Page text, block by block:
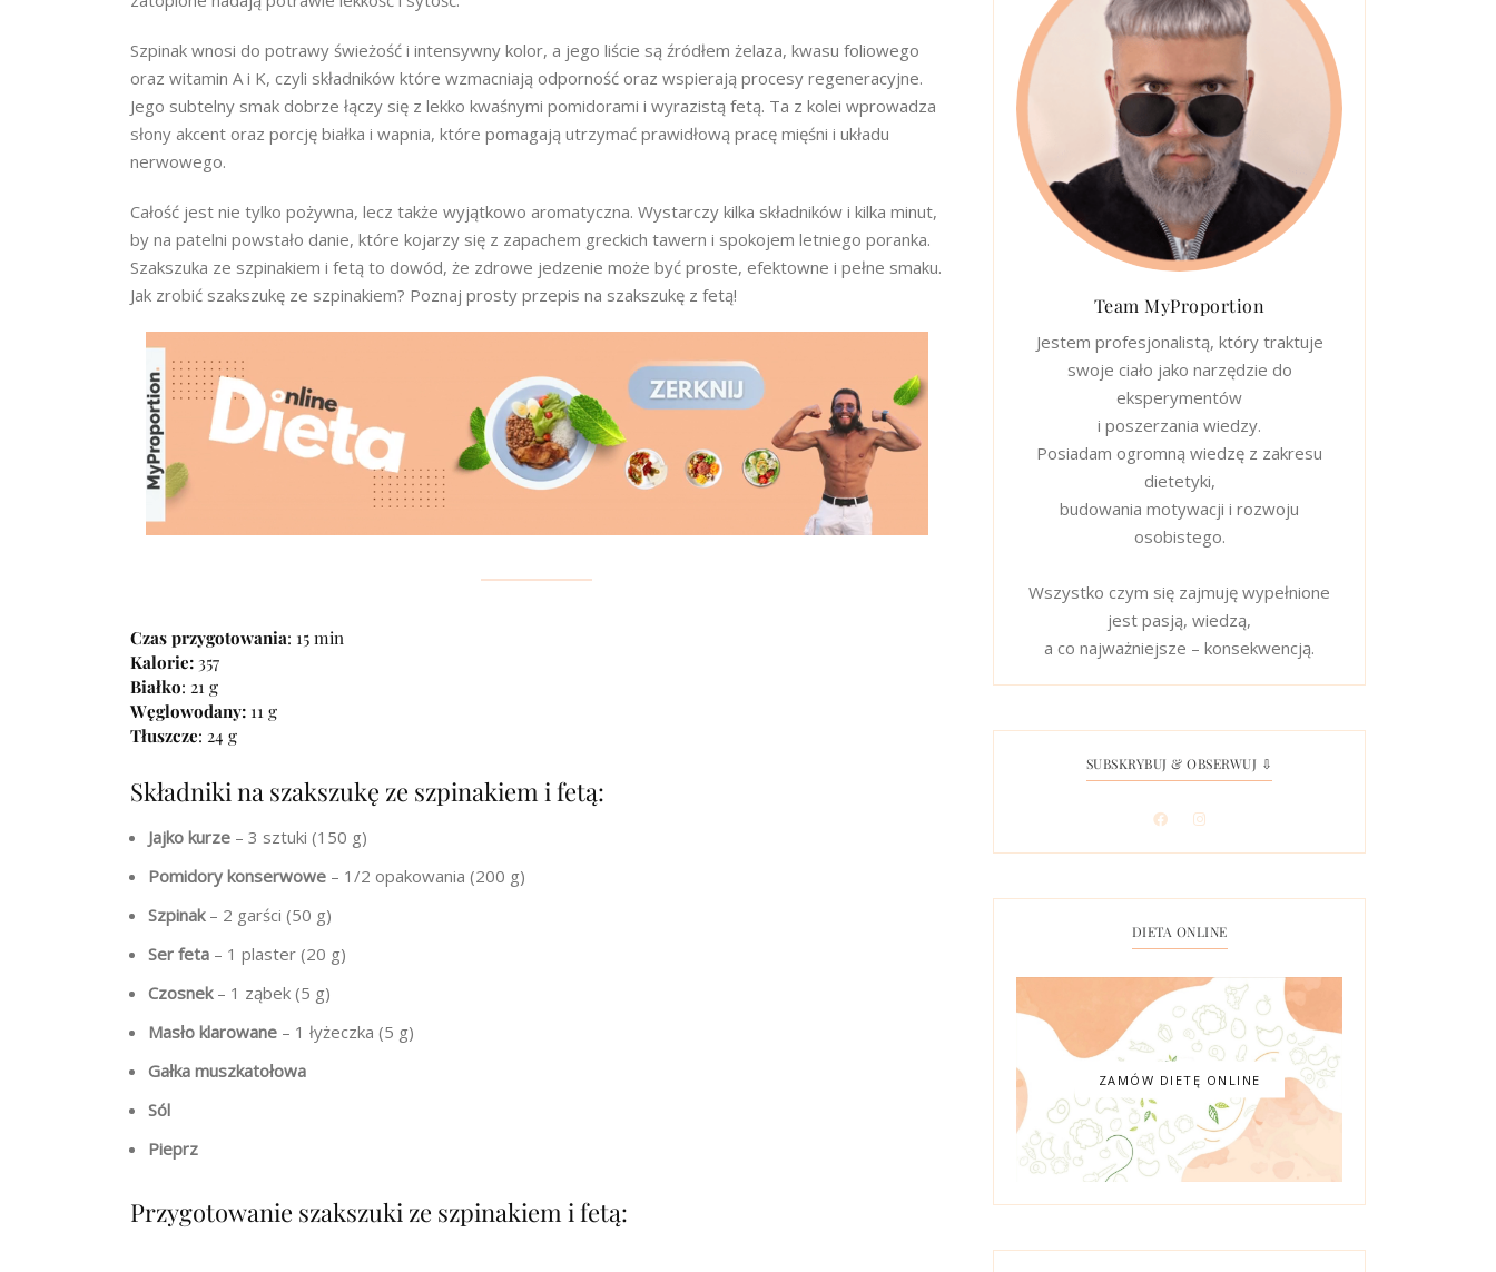
Szpinak wnosi do potrawy świeżość i intensywny kolor, a jego liście są źródłem żelaza, kwasu foliowego
oraz witamin A i K, czyli składników które wzmacniają odporność oraz wspierają procesy regeneracyjne.
Jego subtelny smak dobrze łączy się z lekko kwaśnymi pomidorami i wyrazistą fetą. Ta z kolei wprowadza
słony akcent oraz porcję białka i wapnia, które pomagają utrzymać prawidłową pracę mięśni i układu
nerwowego.
Całość jest nie tylko pożywna, lecz także wyjątkowo aromatyczna. Wystarczy kilka składników i kilka minut,
by na patelni powstało danie, które kojarzy się z zapachem greckich tawern i spokojem letniego poranka.
Szakszuka ze szpinakiem i fetą to dowód, że zdrowe jedzenie może być proste, efektowne i pełne smaku.
Jak zrobić szakszukę ze szpinakiem? Poznaj prosty przepis na szakszukę z fetą!
Czas przygotowania: 15 min
Kalorie: 357
Białko: 21 g
Węglowodany: 11 g
Tłuszcze: 24 g
Składniki na szakszukę ze szpinakiem i fetą:
Jajko kurze – 3 sztuki (150 g)
Pomidory konserwowe – 1/2 opakowania (200 g)
Szpinak– 2 garści (50 g)
Ser feta – 1 plaster (20 g)
Czosnek– 1 ząbek (5 g)
Masło klarowane – 1 łyżeczka (5 g)
Gałka muszkatołowa
Sól
Pieprz
Przygotowanie szakszuki ze szpinakiem i fetą:
Team MyProportion
Jestem profesjonalistą, który traktuje
swoje ciało jako narzędzie do
eksperymentów
i poszerzania wiedzy.
Posiadam ogromną wiedzę z zakresu
dietetyki,
budowania motywacji i rozwoju
osobistego.
Wszystko czym się zajmuję wypełnione
jest pasją, wiedzą,
a co najważniejsze – konsekwencją.
SUBSKRYBUJ & OBSERWUJ ⇩
DIETA ONLINE
ZAMÓW DIETĘ ONLINE